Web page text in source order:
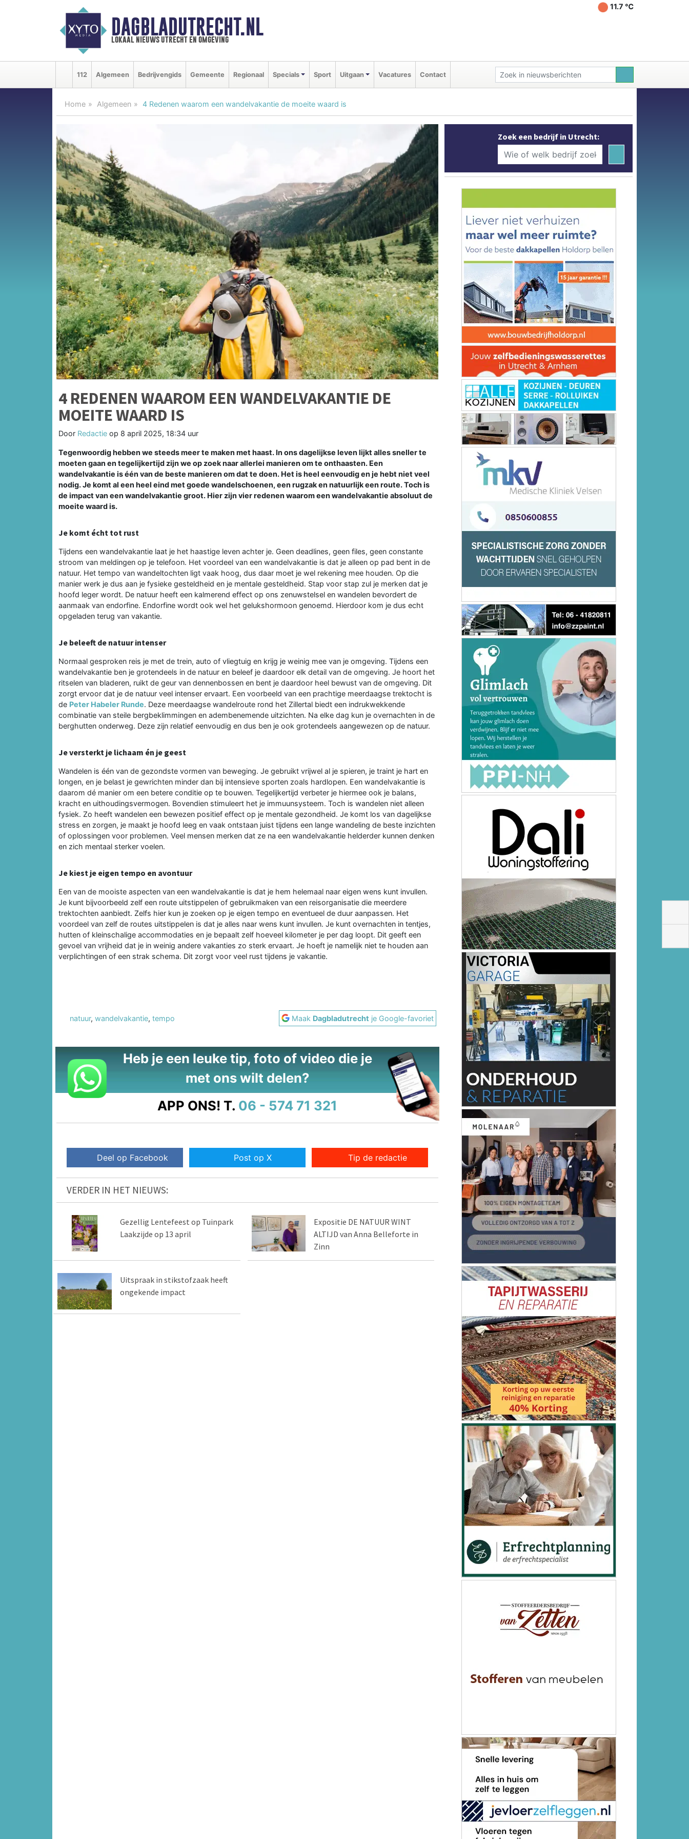
DAGBLADUTRECHT.NL
lokaal nieuws utrecht en omgeving
11.7 ℃
112 Algemeen Bedrijvengids Gemeente Regionaal Specials Sport Uitgaan Vacatures Contact
Home Algemeen 4 Redenen waarom een wandelvakantie de moeite waard is
4 REDENEN WAAROM EEN WANDELVAKANTIE DE
MOEITE WAARD IS
Door Redactie op 8 april 2025, 18:34 uur
Tegenwoordig hebben we steeds meer te maken met haast. In ons dagelijkse leven lijkt alles sneller te
moeten gaan en tegelijkertijd zijn we op zoek naar allerlei manieren om te onthaasten. Een
wandelvakantie is één van de beste manieren om dat te doen. Het is heel eenvoudig en je hebt niet veel
nodig. Je komt al een heel eind met goede wandelschoenen, een rugzak en natuurlijk een route. Toch is
de impact van een wandelvakantie groot. Hier zijn vier redenen waarom een wandelvakantie absoluut de
moeite waard is.
Je komt écht tot rust
Tijdens een wandelvakantie laat je het haastige leven achter je. Geen deadlines, geen files, geen constante
stroom van meldingen op je telefoon. Het voordeel van een wandelvakantie is dat je alleen op pad bent in de
natuur. Het tempo van wandeltochten ligt vaak hoog, dus daar moet je wel rekening mee houden. Op die
manier werk je dus aan je fysieke gesteldheid en je mentale gesteldheid. Stap voor stap zul je merken dat je
hoofd leger wordt. De natuur heeft een kalmerend effect op ons zenuwstelsel en wandelen bevordert de
aanmaak van endorfine. Endorfine wordt ook wel het gelukshormoon genoemd. Hierdoor kom je dus echt
opgeladen terug van vakantie.
Je beleeft de natuur intenser
Normaal gesproken reis je met de trein, auto of vliegtuig en krijg je weinig mee van je omgeving. Tijdens een
wandelvakantie ben je grotendeels in de natuur en beleef je daardoor elk detail van de omgeving. Je hoort het
ritselen van bladeren, ruikt de geur van dennenbossen en bent je daardoor heel bewust van de omgeving. Dit
zorgt ervoor dat je de natuur veel intenser ervaart. Een voorbeeld van een prachtige meerdaagse trektocht is
de Peter Habeler Runde. Deze meerdaagse wandelroute rond het Zillertal biedt een indrukwekkende
combinatie van steile bergbeklimmingen en adembenemende uitzichten. Na elke dag kun je overnachten in de
berghutten onderweg. Deze zijn relatief eenvoudig en dus ben je ook grotendeels aangewezen op de natuur.
Je versterkt je lichaam én je geest
Wandelen is één van de gezondste vormen van beweging. Je gebruikt vrijwel al je spieren, je traint je hart en
longen, en je belast je gewrichten minder dan bij intensieve sporten zoals hardlopen. Een wandelvakantie is
daarom dé manier om een betere conditie op te bouwen. Tegelijkertijd verbeter je hiermee ook je balans,
kracht en uithoudingsvermogen. Bovendien stimuleert het je immuunsysteem. Toch is wandelen niet alleen
fysiek. Zo heeft wandelen een bewezen positief effect op je mentale gezondheid. Je komt los van dagelijkse
stress en zorgen, je maakt je hoofd leeg en vaak ontstaan juist tijdens een lange wandeling de beste inzichten
of oplossingen voor problemen. Veel mensen merken dat ze na een wandelvakantie helderder kunnen denken
en zich mentaal sterker voelen.
Je kiest je eigen tempo en avontuur
Een van de mooiste aspecten van een wandelvakantie is dat je hem helemaal naar eigen wens kunt invullen.
Je kunt bijvoorbeeld zelf een route uitstippelen of gebruikmaken van een reisorganisatie die meerdere
trektochten aanbiedt. Zelfs hier kun je zoeken op je eigen tempo en eventueel de duur aanpassen. Het
voordeel van zelf de routes uitstippelen is dat je alles naar wens kunt invullen. Je kunt overnachten in tentjes,
hutten of kleinschalige accommodaties en je bepaalt zelf hoeveel kilometer je per dag loopt. Dit geeft een
gevoel van vrijheid dat je in weinig andere vakanties zo sterk ervaart. Je hoeft je namelijk niet te houden aan
verplichtingen of een strak schema. Dit zorgt voor veel rust tijdens je vakantie.
natuur, wandelvakantie, tempo Maak Dagbladutrecht je Google-favoriet
Heb je een leuke tip, foto of video die je
met ons wilt delen?
APP ONS! T. 06 - 574 71 321
Deel op Facebook Post op X Tip de redactie
VERDER IN HET NIEUWS:
Gezellig Lentefeest op Tuinpark
Laakzijde op 13 april
Expositie DE NATUUR WINT
ALTIJD van Anna Belleforte in
Zinn
Uitspraak in stikstofzaak heeft
ongekende impact
Zoek een bedrijf in Utrecht: